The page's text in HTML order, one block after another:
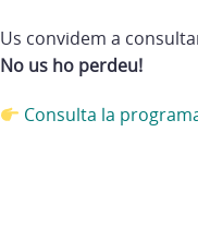
Us convidem a
No us ho perdeu!
Consulta la